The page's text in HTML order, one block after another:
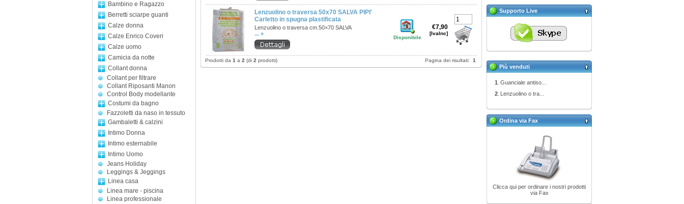
Bambino e Ragazzo
Berretti sciarpe guanti
Calze donna
Calze Enrico Coveri
Calze uomo
Camicia da notte
Collant donna
Collant per filtrare
Collant Riposanti Manon
Control Body modellante
Costumi da bagno
Fazzoletti da naso in tessuto
Gambaletti & calzini
Intimo Donna
Intimo esternabile
Intimo Uomo
Jeans Holiday
Leggings & Jeggings
Linea casa
Linea mare - piscina
Linea professionale
Lenzuolino o traversa 50x70 SALVA PIPI'
Carletto in spugna plastificata
Lenzuolino o traversa cm.50×70 SALVA
... »
Disponibile
€7,90
[IvaInc]
Prodotti da 1 a 2 (di 2 prodotti) Pagina dei risultati: 1
Supporto Live
Più venduti
1 Guanciale antiso...
2 Lenzuolino o tra...
Ordina via Fax
Clicca qui per ordinare i nostri prodotti
via Fax